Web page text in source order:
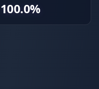
100.0%